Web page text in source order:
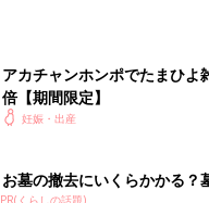
アカチャンホンポでたまひよ
倍【期間限定】
妊娠・出産
お墓の撤去にいくらかかる？
PR(くらしの話題)